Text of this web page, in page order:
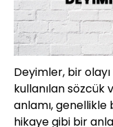
Deyimler, bir
kullanılan
anlamı,
hikaye gibi bir